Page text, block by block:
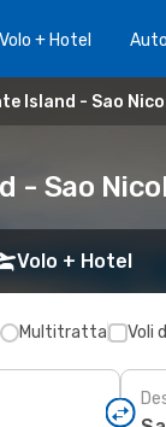
Volo + Hotel
Island - Sao
- Sao
Volo + Hotel
Multitratta Voli